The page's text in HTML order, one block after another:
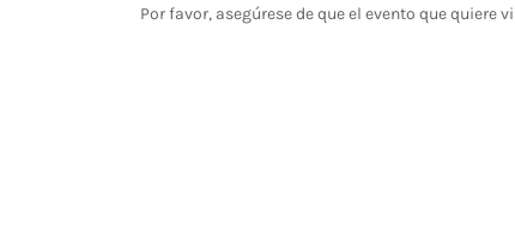
Por favor, asegúrese de que el evento que quiere